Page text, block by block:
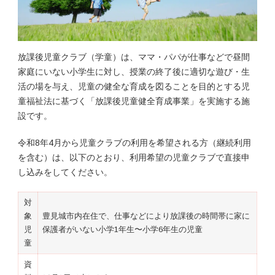
放課後児童クラブ（学童）は、ママ・パパが仕事などで昼間
家庭にいない小学生に対し、授業の終了後に適切な遊び・生
活の場を与え、児童の健全な育成を図ることを目的とする児
童福祉法に基づく「放課後児童健全育成事業」を実施する施
設です。
令和8年4月から児童クラブの利用を希望される方（継続利用
を含む）は、以下のとおり、利用希望の児童クラブで直接申
し込みをしてください。
対
象
児
童
豊見城市内在住で、仕事などにより放課後の時間帯に家に
保護者がいない小学1年生〜小学6年生の児童
資